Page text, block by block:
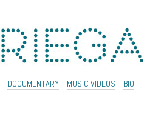
DOCUMENTARY MUSIC VIDEOS BIO